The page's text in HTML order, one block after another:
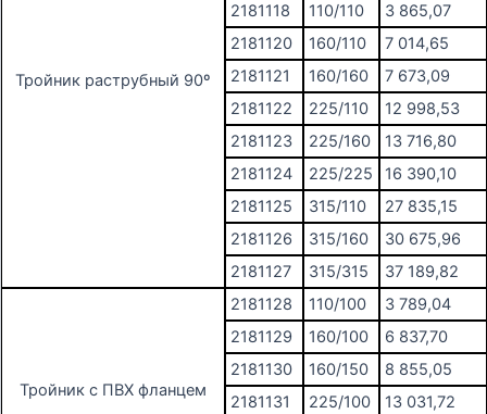
Тройник раструбный 90º
2181118
110/110
3 865,07
2181120
160/110
7 014,65
2181121
160/160
7 673,09
2181122
225/110
12 998,53
2181123
225/160
13 716,80
2181124
225/225
16 390,10
2181125
315/110
27 835,15
2181126
315/160
30 675,96
2181127
315/315 37 189,82
Тройник с ПВХ фланцем
2181128 110/100
3 789,04
2181129
160/100
6 837,70
2181130
160/150
8 855,05
2181131
225/100
13 031,72